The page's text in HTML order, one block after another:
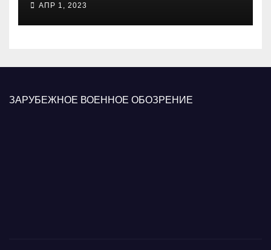
вооруженных сил Украины
АПР 1, 2023
ЗАРУБЕЖНОЕ ВОЕННОЕ ОБОЗРЕНИЕ